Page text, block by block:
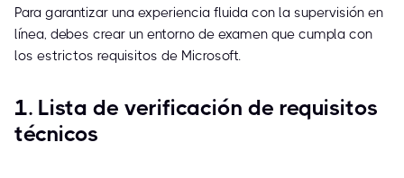
Para garantizar una experiencia fluida con la supervisión en
línea, debes crear un entorno de examen que cumpla con
los estrictos requisitos de Microsoft.
1. Lista de verificación de requisitos
técnicos